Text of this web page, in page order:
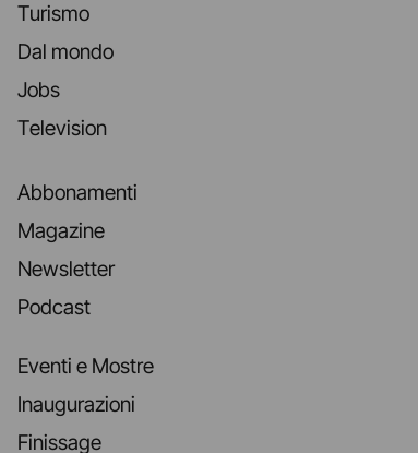
Turismo
Dal mondo
Jobs
Television
Abbonamenti
Magazine
Newsletter
Podcast
Eventi e Mostre
Inaugurazioni
Finissage